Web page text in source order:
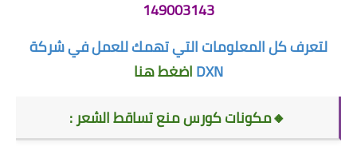
149003143
لتعرف كل المعلومات التي تهمك للعمل في شركة
DXNاضغط هنا
🔸مكونات كورس منع تساقط الشعر :